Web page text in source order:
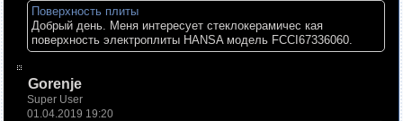
Поверхность плиты
Добрый день. Меня интересует стеклокерамичес кая
поверхность электроплиты HANSA модель FCCI67336060.
Gorenje
Super User
01.04.2019 19:20